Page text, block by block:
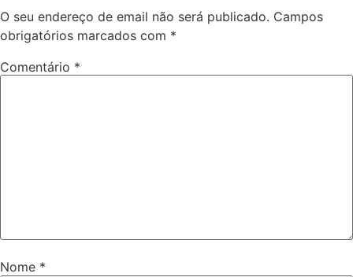
O seu endereço de email não será publicado. Campos
obrigatórios marcados com *
Comentário *
Nome *